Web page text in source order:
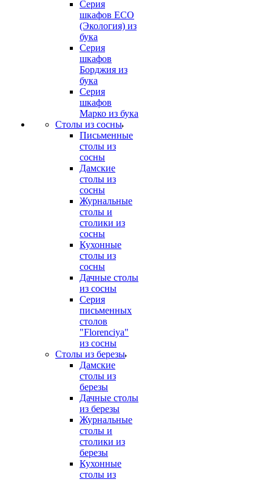
Серия
шкафов ECO
(Экология) из
бука
Серия
шкафов
Борджия из
бука
Серия
шкафов
Марко из бука
Столы из сосны
Письменные
столы из
сосны
Дамские
столы из
сосны
Журнальные
столы и
столики из
сосны
Кухонные
столы из
сосны
Дачные столы
из сосны
Серия
письменных
столов
"Florenciya"
из сосны
Столы из березы
Дамские
столы из
березы
Дачные столы
из березы
Журнальные
столы и
столики из
березы
Кухонные
столы из